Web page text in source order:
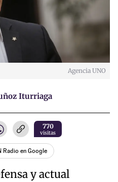
Agencia UNO
Iturriaga
770
visitas
Radio en Google
y actual